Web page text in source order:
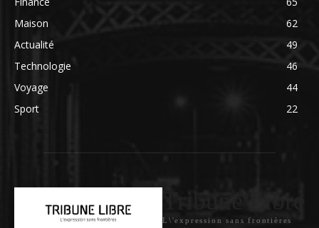
Maison
62
Actualité
49
Technologie
46
Voyage
44
Sport
22
Tribune Libre
L\'expression sans frontières